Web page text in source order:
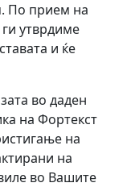
По прием на
утврдиме
и ќе
во даден
на Фортекст
на
на
во Вашите